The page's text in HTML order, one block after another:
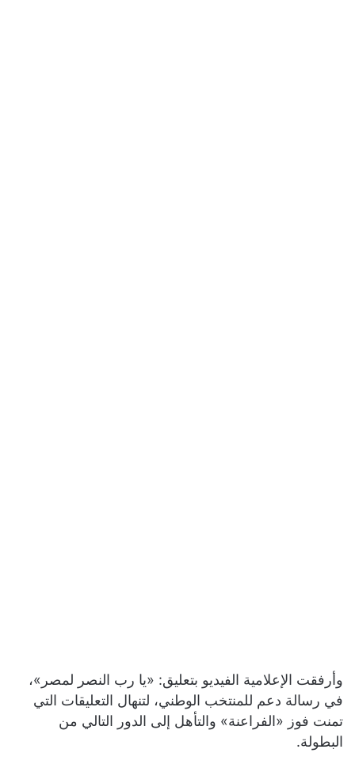
وأرفقت الإعلامية الفيديو بتعليق: «يا رب النصر لمصر»،
في رسالة دعم للمنتخب الوطني، لتنهال التعليقات التي
تمنت فوز «الفراعنة» والتأهل إلى الدور التالي من
البطولة.